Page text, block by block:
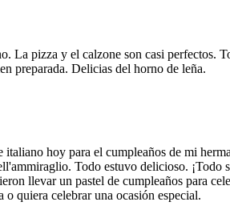
La pizza y el calzone son casi
preparada. Delicias del horno de leña.
italiano hoy para el cumpleaños de mi
Todo estuvo delicioso.
llevar un pastel de cumpleaños para
quiera celebrar una ocasión especial.